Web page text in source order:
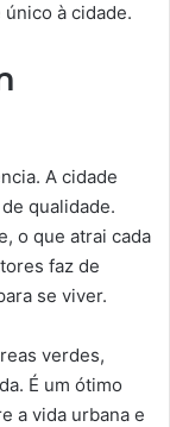
à cidade.
A cidade
qualidade.
o que atrai cada
faz de
se viver.
verdes,
É um ótimo
a vida urbana e